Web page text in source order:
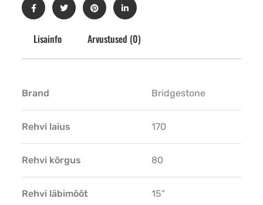
Lisainfo Arvustused (0)
Brand Bridgestone
Rehvi laius 170
Rehvi kõrgus 80
Rehvi läbimõõt 15"